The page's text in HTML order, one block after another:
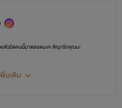
ตัวนิดคนนี้มาตลอดนะคะ ติญารักคุณนะ
มเติม